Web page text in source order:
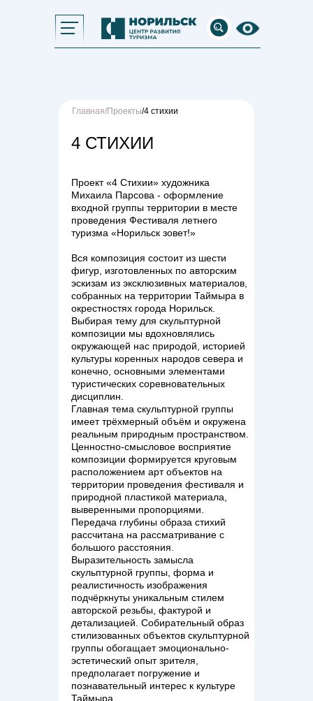
Главная/Проекты/4 стихии
Проект «4 Стихии» художника
Михаила Парсова - оформление
входной группы территории в месте
проведения Фестиваля летнего
туризма «Норильск зовет!»
Вся композиция состоит из шести
фигур, изготовленных по авторским
эскизам из эксклюзивных материалов,
собранных на территории Таймыра в
окрестностях города Норильск.
Выбирая тему для скульптурной
композиции мы вдохновлялись
окружающей нас природой, историей
культуры коренных народов севера и
конечно, основными элементами
туристических соревновательных
дисциплин.
Главная тема скульптурной группы
имеет трёхмерный объём и окружена
реальным природным пространством.
Ценностно-смысловое восприятие
композиции формируется круговым
расположением арт объектов на
территории проведения фестиваля и
природной пластикой материала,
выверенными пропорциями.
Передача глубины образа стихий
рассчитана на рассматривание с
большого расстояния.
Выразительность замысла
скульптурной группы, форма и
реалистичность изображения
подчёркнуты уникальным стилем
авторской резьбы, фактурой и
детализацией. Собирательный образ
стилизованных объектов скульптурной
группы обогащает эмоционально-
эстетический опыт зрителя,
предполагает погружение и
познавательный интерес к культуре
Таймыра.
4 СТИХИИ